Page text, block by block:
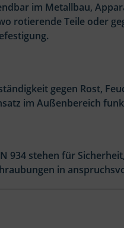
im Metallbau,
rotierende Teile oder
gegen Rost,
im Außenbereich
934 stehen für
in